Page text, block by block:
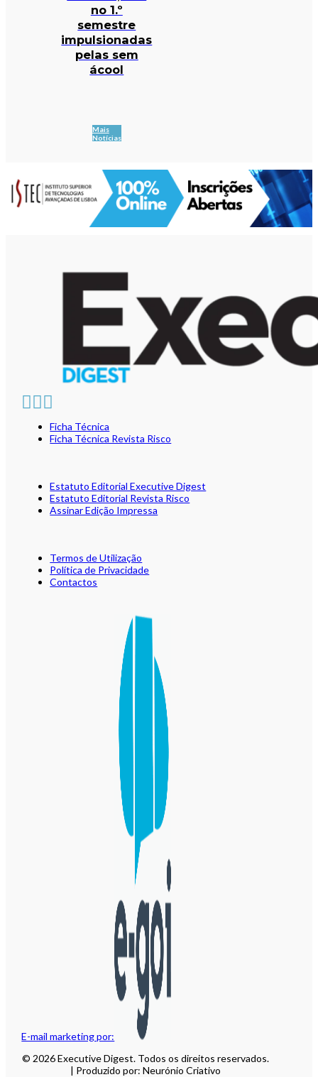
no 1.º
semestre
impulsionadas
pelas sem
ácool
Mais
Notícias
E-mail marketing por:
Ficha Técnica
Ficha Técnica Revista Risco
Estatuto Editorial Executive Digest
Estatuto Editorial Revista Risco
Assinar Edição Impressa
Termos de Utilização
Política de Privacidade
Contactos
© 2026 Executive Digest. Todos os direitos reservados.
| Produzido por: Neurónio Criativo